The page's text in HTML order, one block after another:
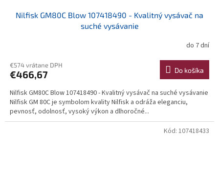
Nilfisk GM80C Blow 107418490 - Kvalitný vysávač na
suché vysávanie
do 7 dní
€574 vrátane DPH
€466,67 Do košíka
Nilfisk GM80C Blow 107418490 - Kvalitný vysávač na suché vysávanie
Nilfisk GM 80C je symbolom kvality Nilfisk a odráža eleganciu,
pevnosť, odolnosť, vysoký výkon a dlhoročné...
Kód: 107418433